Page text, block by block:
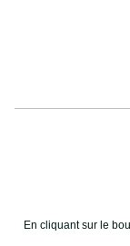
En cliquant sur le